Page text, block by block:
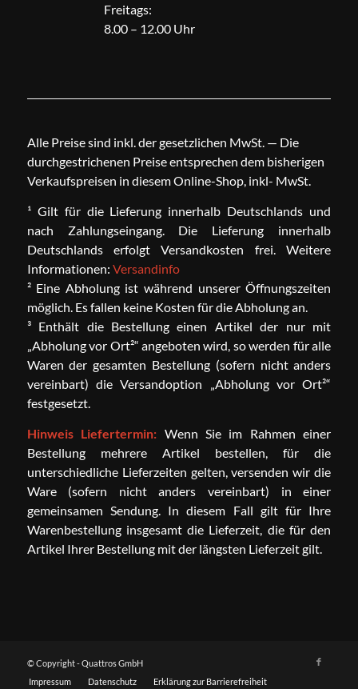
Freitags:
8.00 – 12.00 Uhr
Alle Preise sind inkl. der gesetzlichen MwSt. — Die
durchgestrichenen Preise entsprechen dem bisherigen
Verkaufspreisen in diesem Online-Shop, inkl- MwSt.
¹ Gilt für die Lieferung innerhalb Deutschlands und
nach Zahlungseingang. Die Lieferung innerhalb
Deutschlands erfolgt Versandkosten frei. Weitere
Informationen: Versandinfo
² Eine Abholung ist während unserer Öffnungszeiten
möglich. Es fallen keine Kosten für die Abholung an.
³ Enthält die Bestellung einen Artikel der nur mit
„Abholung vor Ort²“ angeboten wird, so werden für alle
Waren der gesamten Bestellung (sofern nicht anders
vereinbart) die Versandoption „Abholung vor Ort²“
festgesetzt.
Hinweis Liefertermin: Wenn Sie im Rahmen einer
Bestellung mehrere Artikel bestellen, für die
unterschiedliche Lieferzeiten gelten, versenden wir die
Ware (sofern nicht anders vereinbart) in einer
gemeinsamen Sendung. In diesem Fall gilt für Ihre
Warenbestellung insgesamt die Lieferzeit, die für den
Artikel Ihrer Bestellung mit der längsten Lieferzeit gilt.
© Copyright - Quattros GmbH
Impressum
Datenschutz Erklärung zur Barrierefreiheit